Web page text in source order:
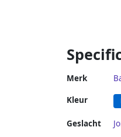
Merk
Kleur
Geslacht